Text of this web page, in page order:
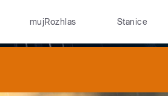
mujRozhlas Stanice